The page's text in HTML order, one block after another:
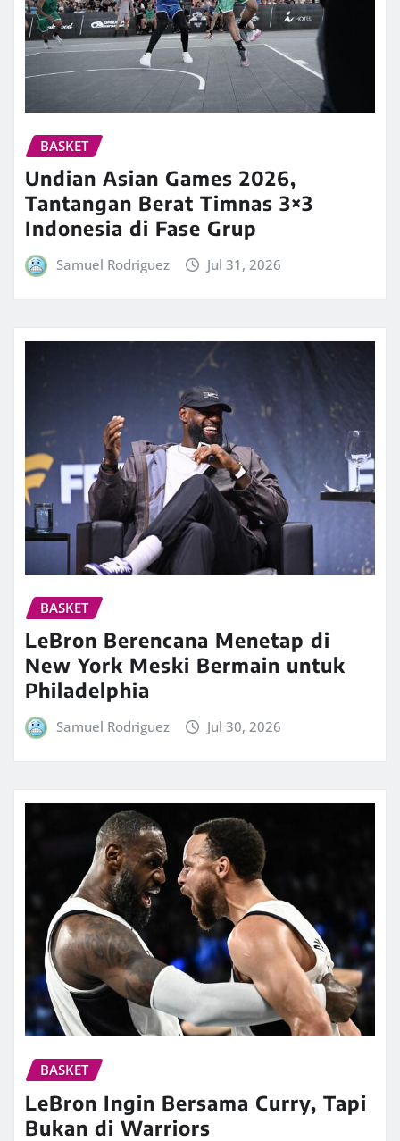
BASKET
Undian Asian Games 2026,
Tantangan Berat Timnas 3×3
Indonesia di Fase Grup
Samuel Rodriguez Jul 31, 2026
BASKET
LeBron Berencana Menetap di
New York Meski Bermain untuk
Philadelphia
Samuel Rodriguez Jul 30, 2026
BASKET
LeBron Ingin Bersama Curry, Tapi
Bukan di Warriors